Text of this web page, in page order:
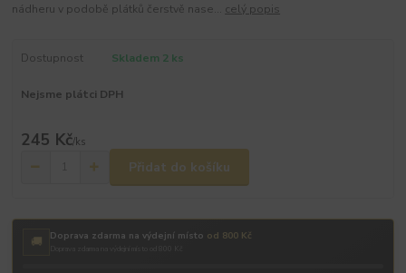
nádheru v podobě plátků čerstvě nase... celý popis
Dostupnost Skladem 2 ks
Nejsme plátci DPH
245 Kč/ks
Přidat do košíku
🚚 Doprava zdarma na výdejní místo od 800 Kč